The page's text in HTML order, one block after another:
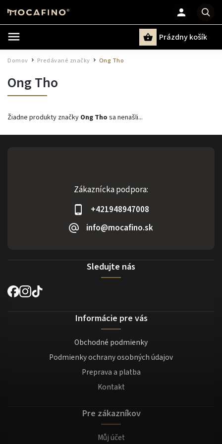
Prázdny košík
Domov Predávané značky Ong Tho
Ong Tho
Žiadne produkty značky Ong Tho sa nenašli...
Zákaznícka podpora:
+421948947008
info@mocafino.sk
Sledujte nás
Informácie pre vás
Obchodné podmienky
Podmienky ochrany osobných údajov
Preprava a platba
Kontakt
Pre zákazníkov
Můj účet